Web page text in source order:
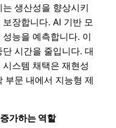
생산성을 향상시키
장합니다. AI 기반 모
능을 예측합니다. 이
시간을 줄입니다. 대
스템 채택은 재현성
부문 내에서 지능형 제
가하는 역할